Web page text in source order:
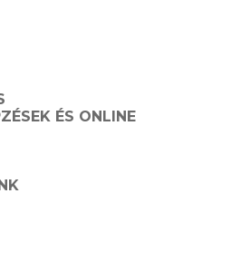
ÉS ONLINE